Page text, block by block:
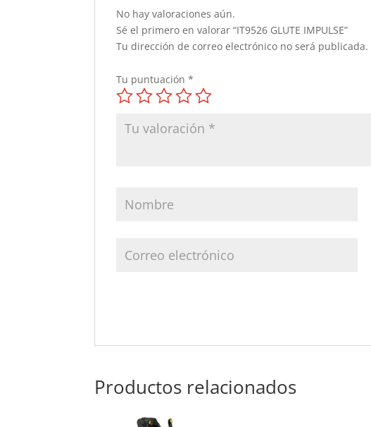
No hay valoraciones aún.
Sé el primero en valorar “IT9526 GLUTE IMPULSE”
Tu dirección de correo electrónico no será publicada.
Tu puntuación*
Productos relacionados